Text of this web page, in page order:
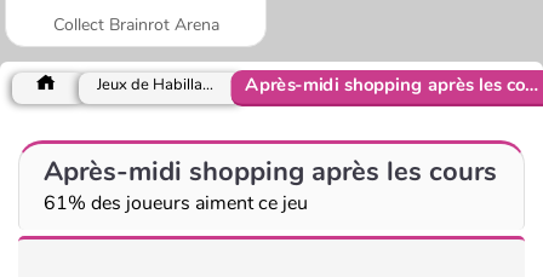
Collect Brainrot Arena
Jeux de Habillage Après-midi shopping après les cours
Après-midi shopping après les cours
61% des joueurs aiment ce jeu